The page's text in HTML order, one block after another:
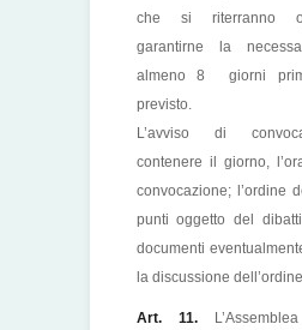
che si riterranno
garantirne la
almeno 8 giorni
previsto.
L’avviso di
contenere il giorno,
convocazione; l’ordine
punti oggetto del
documenti
la discussione
Art. 11.